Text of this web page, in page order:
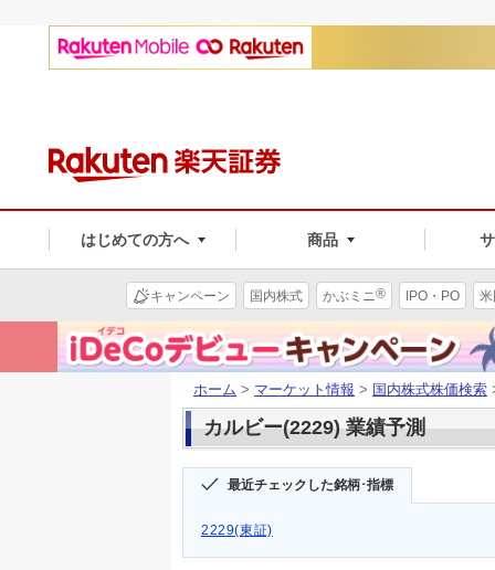
はじめての方へ 商品
キャンペーン 国内株式 かぶミニ® IPO・PO
ホーム > マーケット情報 > 国内株式株価検索
カルビー(2229) 業績予測
最近チェックした銘柄･指標
2229(東証)